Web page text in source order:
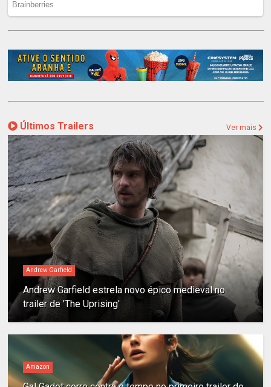
Últimos Trailers Ver mais
Andrew Garfield
Andrew Garfield estrela novo épico medieval no
trailer de 'The Uprising'
Amazon